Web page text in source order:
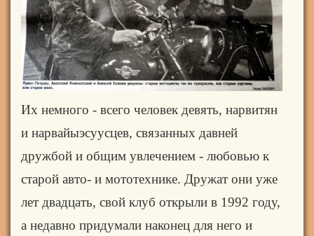
Их немного - всего человек девять, нарвитян
и нарвайыэсуусцев, связанных давней
дружбой и общим увлечением - любовью к
старой авто- и мототехнике. Дружат они уже
лет двадцать, свой клуб открыли в 1992 году,
а недавно придумали наконец для него и